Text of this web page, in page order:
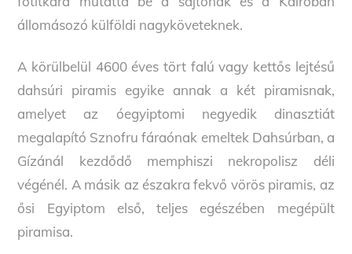
állomásozó külföldi nagyköveteknek.
A körülbelül 4600 éves tört falú vagy kettős lejtésű
dahsúri piramis egyike annak a két piramisnak,
amelyet az óegyiptomi negyedik dinasztiát
megalapító Sznofru fáraónak emeltek Dahsúrban, a
Gízánál kezdődő memphiszi nekropolisz déli
végénél. A másik az északra fekvő vörös piramis, az
ősi Egyiptom első, teljes egészében megépült
piramisa.